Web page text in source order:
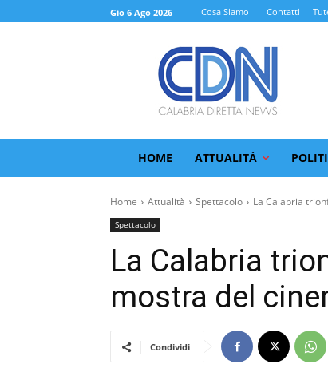
Gio 6 Ago 2026 Cosa Siamo I Contatti
HOME ATTUALITÀ
Home Attualità Spettacolo La Calabria
Spettacolo
La Calabria
mostra del
Condividi